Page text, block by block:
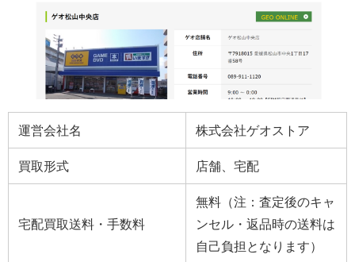
運営会社名 株式会社ゲオストア
買取形式 店舗、宅配
宅配買取送料・手数料
無料（注：査定後のキャ
ンセル・返品時の送料は
自己負担となります）